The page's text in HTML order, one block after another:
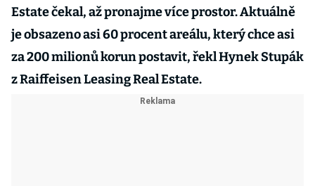
Estate čekal, až pronajme více prostor. Aktuálně
je obsazeno asi 60 procent areálu, který chce asi
za 200 milionů korun postavit, řekl Hynek Stupák
z Raiffeisen Leasing Real Estate.